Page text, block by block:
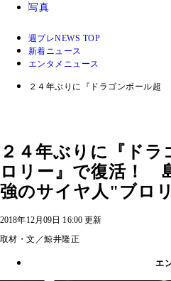
写真
週プレNEWS TOP
新着ニュース
エンタメニュース
２４年ぶりに『ドラゴンボール
２４年ぶりに『ド
ロリー』で復活！
強のサイヤ人"ブロ
2018年12月09日 16:00 更新
取材・文／鯨井隆正
エ